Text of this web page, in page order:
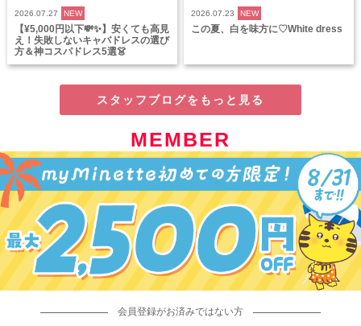
2026.07.27 NEW
【¥5,000円以下💸✨】安くても高見
え！失敗しないキャバドレスの選び
方＆神コスパドレス5選👗
2026.07.23 NEW
この夏、白を味方に♡White dress
スタッフブログをもっと見る
MEMBER
会員登録がお済みではない方